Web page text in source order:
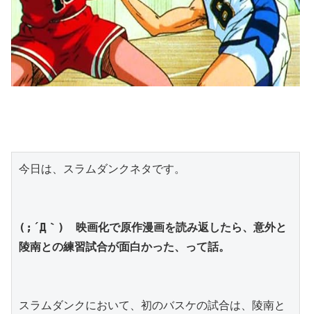
今日は、スラムダンクネタです。
(;´Д｀)　映画化で原作漫画を読み返したら、意外と
陵南との練習試合が面白かった、って話。
スラムダンクにおいて、初のバスケの試合は、陵南と